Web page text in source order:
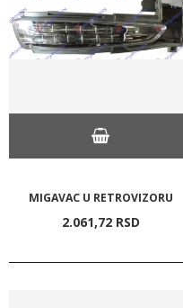
MIGAVAC U RETROVIZORU
2.061,72 RSD